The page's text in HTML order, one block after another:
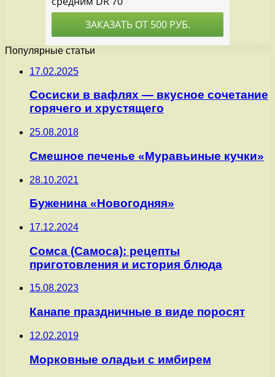
Популярные статьи
17.02.2025
Сосиски в вафлях — вкусное сочетание
горячего и хрустящего
25.08.2018
Смешное печенье «Муравьиные кучки»
28.10.2021
Буженина «Новогодняя»
17.12.2024
Сомса (Самоса): рецепты
приготовления и история блюда
15.08.2023
Канапе праздничные в виде поросят
12.02.2019
Морковные оладьи с имбирем